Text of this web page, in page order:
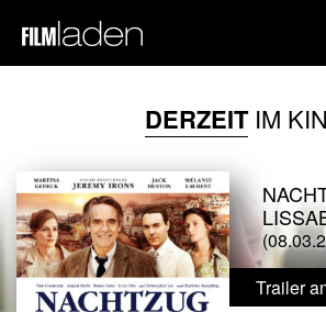
DERZEITIM
Trailer